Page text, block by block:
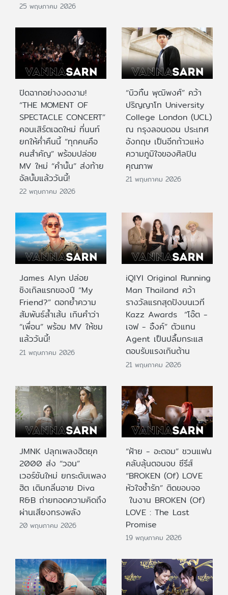
25 พฤษภาคม 2026
ปิดฉากอย่างงดงาม!
“THE MOMENT OF
SPECTACLE CONCERT”
คอนเสิร์ตเฉดใหม่ ที่นนท์
ยกให้ค่ำคืนนี้ “ทุกคนคือ
คนสำคัญ” พร้อมปล่อย
MV ใหม่ “คำนั้น” ส่งท้าย
อัลบั้มแล้ววันนี้!
22 พฤษภาคม 2026
“บิวกิ้น พุฒิพงศ์” คว้า
ปริญญาโท University
College London (UCL)
ณ กรุงลอนดอน ประเทศ
อังกฤษ เป็นอีกก้าวแห่ง
ความภูมิใจของศิลปิน
คุณภาพ
21 พฤษภาคม 2026
James Alyn ปล่อย
ซิงเกิลแรกของปี “My
Friend?” ตอกย้ำความ
สัมพันธ์ล้ำเส้น เกินคำว่า
“เพื่อน” พร้อม MV ให้ชม
แล้ววันนี้!
21 พฤษภาคม 2026
iQIYI Original Running
Man Thailand คว้า
รางวัลแรกสุดปังบนเวที
Kazz Awards “โอ๊ต -
เจฟ - อิ้งค์” ตัวแทน
Agent เป็นปลื้มกระแส
ตอบรับแรงเกินต้าน
21 พฤษภาคม 2026
JMNK ปลุกเพลงฮิตยุค
2000 ส่ง “วอน”
เวอร์ชันใหม่ ยกระดับเพลง
ฮิต เติมกลิ่นอาย Diva
R&B ถ่ายทอดความคิดถึง
ผ่านเสียงทรงพลัง
20 พฤษภาคม 2026
“ฝ้าย - อะตอม” ชวนแฟน
คลับลุ้นตอนจบ ซีรีส์
“BROKEN (Of) LOVE
หัวใจช้ำรัก” ติดขอบจอ
ในงาน BROKEN (Of)
LOVE : The Last
Promise
19 พฤษภาคม 2026